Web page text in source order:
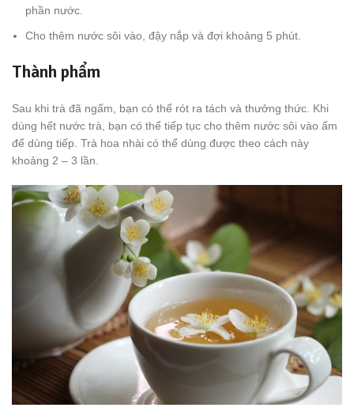
phần nước.
Cho thêm nước sôi vào, đậy nắp và đợi khoảng 5 phút.
Thành phẩm
Sau khi trà đã ngấm, bạn có thể rót ra tách và thưởng thức. Khi
dùng hết nước trà, bạn có thể tiếp tục cho thêm nước sôi vào ấm
để dùng tiếp. Trà hoa nhài có thể dùng được theo cách này
khoảng 2 – 3 lần.